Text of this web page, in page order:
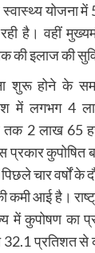
योजना
है। वहीं
इलाज की
शुरू होने के
में लगभग 4
तक 2 लाख 65
प्रकार कुपोषित
चार वर्षों के
आई है।
में कुपोषण का
32.1 प्रतिशत